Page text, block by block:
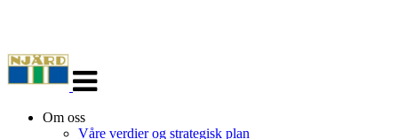
navigasjon
Om oss
Våre verdier og strategisk plan